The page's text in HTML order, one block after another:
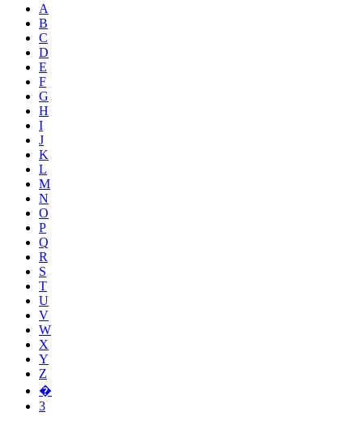
A
B
C
D
E
F
G
H
I
J
K
L
M
N
O
P
Q
R
S
T
U
V
W
X
Y
Z
�
3